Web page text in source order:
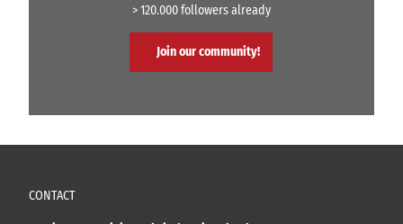
> 120.000 followers already
Join our community!
CONTACT